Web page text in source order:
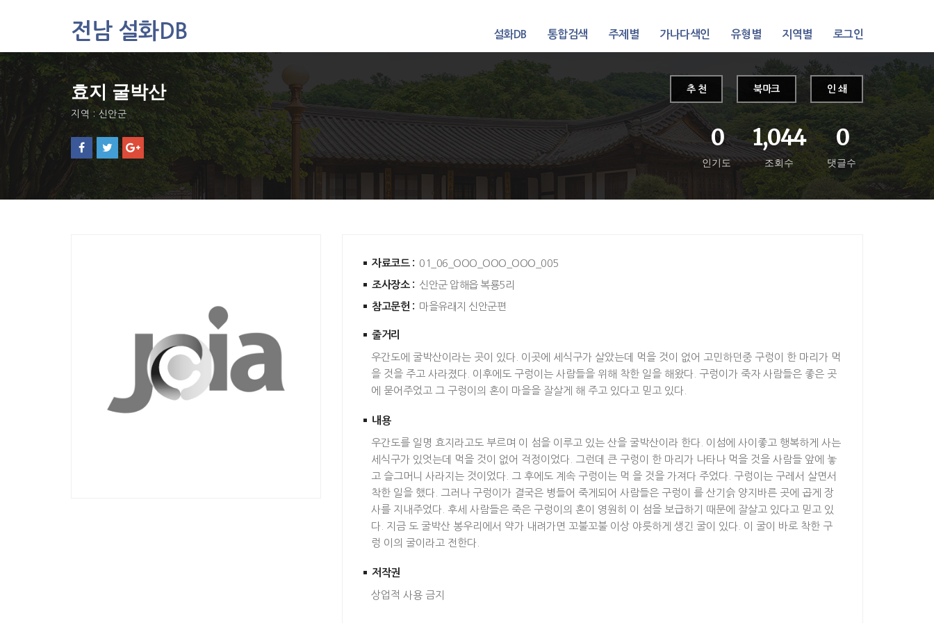
설화DB
통합검색
가나다색인
지역별
로그인
지역별
유형별
가나다색인
주제별
통합검색
설화DB
전남 설화DB
효지 굴박산
지역 : 신안군
0
댓글수
1,044
조회수
0
인기도
추 천 북마크 인 쇄
자료코드 : 01_06_OOO_OOO_OOO_005
조사장소 : 신안군 압해읍 복룡5리
참고문헌 : 마을유래지 신안군편
줄거리
우간도에 굴박산이라는 곳이 있다. 이곳에 세식구가 살았는데 먹을 것이 없어 고민하던중 구렁이 한 마리가 먹
을 것을 주고 사라졌다. 이후에도 구렁이는 사람들을 위해 착한 일을 해왔다. 구렁이가 죽자 사람들은 좋은 곳
에 묻어주었고 그 구렁이의 혼이 마을을 잘살게 해 주고 있다고 믿고 있다.
내용
우간도를 일명 효지라고도 부르며 이 섬을 이루고 있는 산을 굴박산이라 한다. 이섬에 사이좋고 행복하게 사는
세식구가 있엇는데 먹을 것이 없어 걱정이었다. 그런데 큰 구렁이 한 마리가 나타나 먹을 것을 사람들 앞에 놓
고 슬그머니 사라지는 것이었다. 그 후에도 계속 구렁이는 먹 을 것을 가져다 주었다. 구렁이는 구레서 살면서
착한 일을 했다. 그러나 구렁이가 결국은 병들어 죽게되어 사람들은 구렁이 를 산기슭 양지바른 곳에 곱게 장
사를 지내주었다. 후세 사람들은 죽은 구렁이의 혼이 영원히 이 섬을 보급하기 때문에 잘살고 있다고 믿고 있
다. 지금 도 굴박산 봉우리에서 약가 내려가면 꼬불꼬불 이상 야릇하게 생긴 굴이 있다. 이 굴이 바로 착한 구
렁 이의 굴이라고 전한다.
저작권
상업적 사용 금지